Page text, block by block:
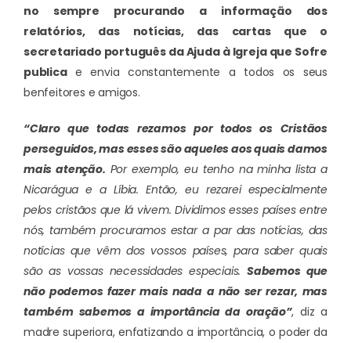
no sempre procurando a informação dos
relatórios, das notícias, das cartas que o
secretariado português da Ajuda à Igreja que Sofre
publicae envia constantemente a todos os seus
benfeitores e amigos.
“Claro que todas rezamos por todos os Cristãos
perseguidos, mas esses são aqueles aos quais damos
mais atenção. Por exemplo, eu tenho na minha lista a
Nicarágua e a Líbia. Então, eu rezarei especialmente
pelos cristãos que lá vivem. Dividimos esses países entre
nós, também procuramos estar a par das notícias, das
notícias que vêm dos vossos países, para saber quais
são as vossas necessidades especiais.Sabemos que
não podemos fazer mais nada a não ser rezar, mas
também sabemos a importância da oração”, diz a
madre superiora, enfatizando a importância, o poder da